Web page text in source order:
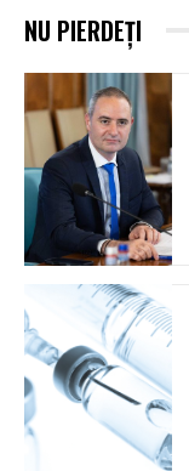
NU PIERDEȚI